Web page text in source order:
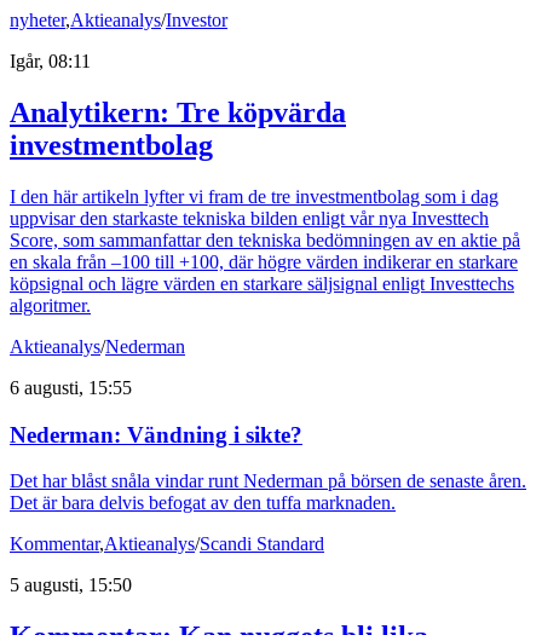
nyheter,Aktieanalys/Investor
Igår, 08:11
Analytikern: Tre köpvärda
investmentbolag
I den här artikeln lyfter vi fram de tre investmentbolag som i dag
uppvisar den starkaste tekniska bilden enligt vår nya Investtech
Score, som sammanfattar den tekniska bedömningen av en aktie på
en skala från –100 till +100, där högre värden indikerar en starkare
köpsignal och lägre värden en starkare säljsignal enligt Investtechs
algoritmer.
Aktieanalys/Nederman
6 augusti, 15:55
Nederman: Vändning i sikte?
Det har blåst snåla vindar runt Nederman på börsen de senaste åren.
Det är bara delvis befogat av den tuffa marknaden.
Kommentar,Aktieanalys/Scandi Standard
5 augusti, 15:50